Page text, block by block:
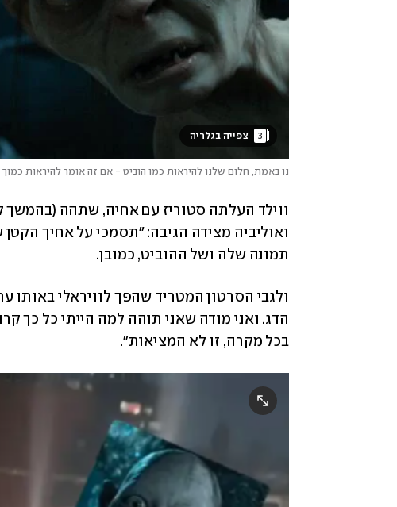
3
נו באמת, חלום שלנו להיראות כמו הוביט - אם זה אומר להיראות כמוך
תמונה שלה ושל ההוביט, כמובן.
בכל מקרה, זו לא המציאות".